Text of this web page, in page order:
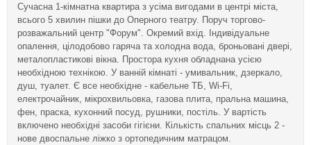
Сучасна 1-кімнатна квартира з усіма вигодами в центрі міста,
всього 5 хвилин пішки до Оперного театру. Поруч торгово-
розважальний центр "Форум". Окремий вхід. Індивідуальне
опалення, цілодобово гаряча та холодна вода, броньовані двері,
металопластикові вікна. Простора кухня обладнана усією
необхідною технікою. У ванній кімнаті - умивальник, дзеркало,
душ, туалет. Є все необхідне - кабельне ТБ, Wi-Fi,
електрочайник, мікрохвильовка, газова плита, пральна машина,
фен, праска, кухонний посуд, рушники, постіль. У вартість
включено необхідні засоби гігієни. Кількість спальних місць 2 -
нове двоспальне ліжко з ортопедичним матрацом.